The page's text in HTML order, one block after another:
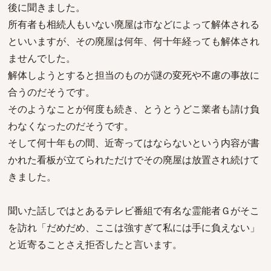
後に聞きました。
所有者も相続人もいない廃屋は市などによって解体される
といいますが、その廃屋は何年、何十年経っても解体され
ませんでした。
解体しようとすると担当のものが謎の変死や不慮の事故に
合うのだそうです。
そのようなことが何度も続き、とうとうどこ業者も請け負
わなくなったのだそうです。
そして何十年もの間、近寄ってはならないという内容が書
かれた看板が立てられただけでその廃屋は放置され続けて
きました。
聞いた話しではとあるテレビ番組で有名な霊能者Ｇがそこ
を訪れ「だめだめ、ここは強すぎて私には手に負えない」
と近寄ることさえ拒否したと言います。